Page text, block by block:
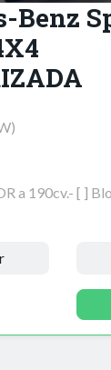
Benz
a 190cv.- [ ]